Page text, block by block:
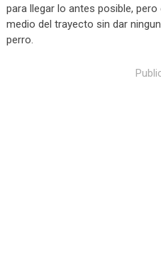
para llegar lo antes posible,
medio del trayecto sin dar
perro.